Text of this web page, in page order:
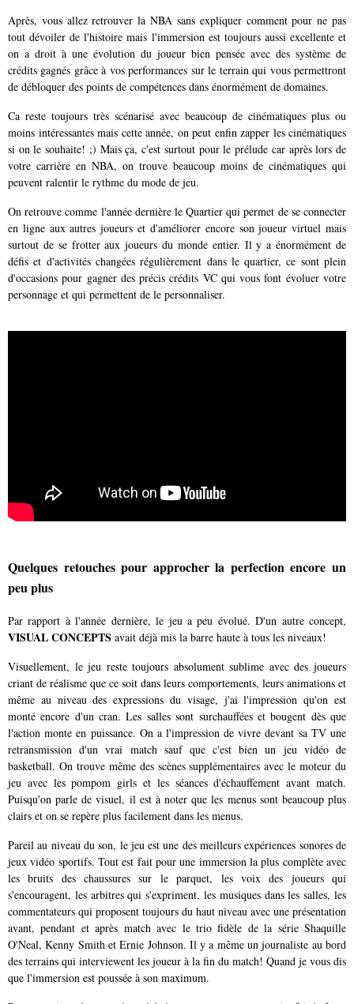
Après, vous allez retrouver la NBA sans expliquer comment pour ne pas
tout dévoiler de l'histoire mais l'immersion est toujours aussi excellente et
on a droit à une évolution du joueur bien pensée avec des système de
crédits gagnés grâce à vos performances sur le terrain qui vous permettront
de débloquer des points de compétences dans énormément de domaines.
Ca reste toujours très scénarisé avec beaucoup de cinématiques plus ou
moins intéressantes mais cette année, on peut enfin zapper les cinématiques
si on le souhaite! ;) Mais ça, c'est surtout pour le prélude car après lors de
votre carrière en NBA, on trouve beaucoup moins de cinématiques qui
peuvent ralentir le rythme du mode de jeu.
On retrouve comme l'année dernière le Quartier qui permet de se connecter
en ligne aux autres joueurs et d'améliorer encore son joueur virtuel mais
surtout de se frotter aux joueurs du monde entier. Il y a énormément de
défis et d'activités changées régulièrement dans le quartier, ce sont plein
d'occasions pour gagner des précis crédits VC qui vous font évoluer votre
personnage et qui permettent de le personnaliser.
Quelques retouches pour approcher la perfection encore un
peu plus
Par rapport à l'année dernière, le jeu a peu évolué. D'un autre concept,
VISUAL CONCEPTS avait déjà mis la barre haute à tous les niveaux!
Visuellement, le jeu reste toujours absolument sublime avec des joueurs
criant de réalisme que ce soit dans leurs comportements, leurs animations et
même au niveau des expressions du visage, j'ai l'impression qu'on est
monté encore d'un cran. Les salles sont surchauffées et bougent dès que
l'action monte en puissance. On a l'impression de vivre devant sa TV une
retransmission d'un vrai match sauf que c'est bien un jeu vidéo de
basketball. On trouve même des scènes supplémentaires avec le moteur du
jeu avec les pompom girls et les séances d'échauffement avant match.
Puisqu'on parle de visuel, il est à noter que les menus sont beaucoup plus
clairs et on se repère plus facilement dans les menus.
Pareil au niveau du son, le jeu est une des meilleurs expériences sonores de
jeux vidéo sportifs. Tout est fait pour une immersion la plus complète avec
les bruits des chaussures sur le parquet, les voix des joueurs qui
s'encouragent, les arbitres qui s'expriment, les musiques dans les salles, les
commentateurs qui proposent toujours du haut niveau avec une présentation
avant, pendant et après match avec le trio fidèle de la série Shaquille
O'Neal, Kenny Smith et Ernie Johnson. Il y a même un journaliste au bord
des terrains qui interviewent les joueur à la fin du match! Quand je vous dis
que l'immersion est poussée à son maximum.